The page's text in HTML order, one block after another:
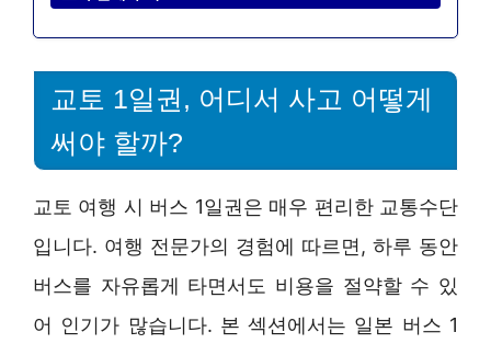
교토 1일권, 어디서 사고 어떻게
써야 할까?
교토 여행 시 버스 1일권은 매우 편리한 교통수단
입니다. 여행 전문가의 경험에 따르면, 하루 동안
버스를 자유롭게 타면서도 비용을 절약할 수 있
어 인기가 많습니다. 본 섹션에서는 일본 버스 1